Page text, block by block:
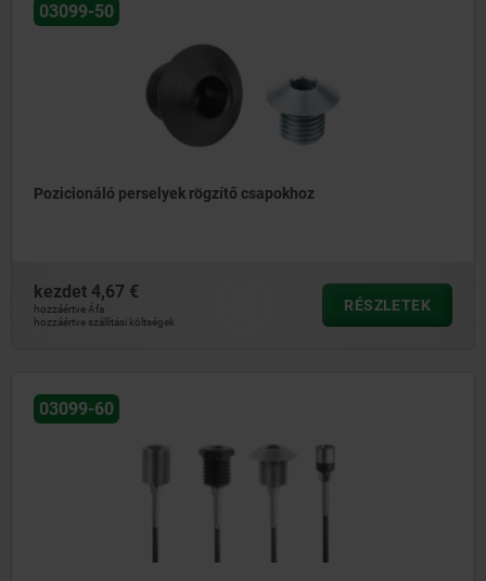
03099-50
Pozicionáló perselyek rögzítő csapokhoz
kezdet 4,67 €
hozzáértve Áfa
hozzáértve szállítási költségek
RÉSZLETEK
03099-60